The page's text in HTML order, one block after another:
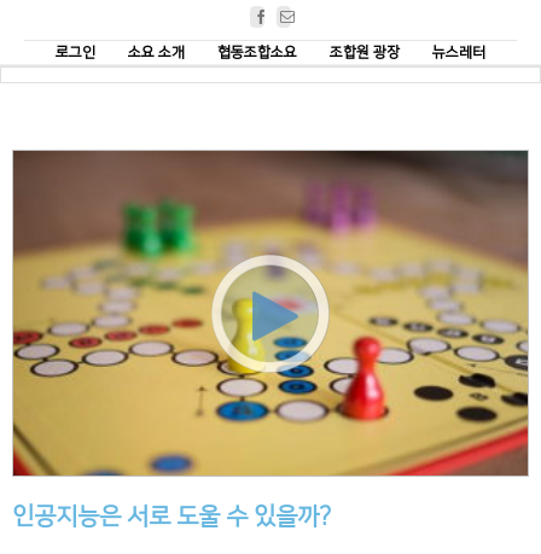
Facebook
로그인
소요 소개 협동조합소요 조합원 광장 뉴스레터
인공지능은 서로 도울 수 있을까?